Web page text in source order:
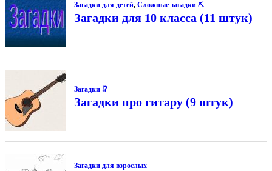
Загадки для детей, Сложные загадки ⛏
Загадки для 10 класса (11 штук)
Загадки ⁉
Загадки про гитару (9 штук)
Загадки для взрослых